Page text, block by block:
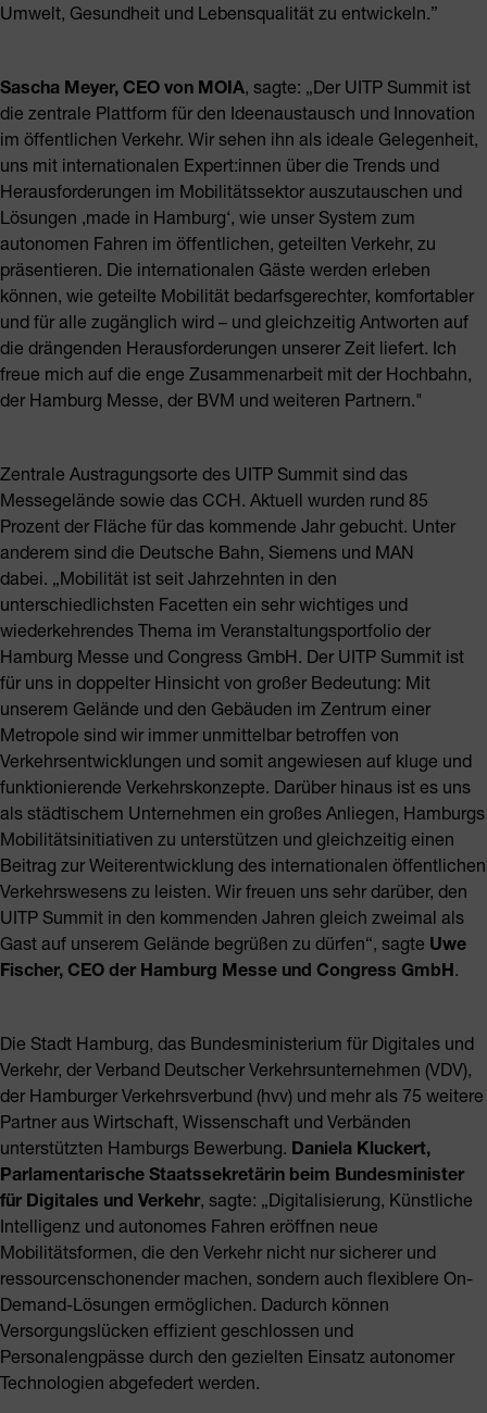
Umwelt, Gesundheit und Lebensqualität zu entwickeln.”
Sascha Meyer, CEO von MOIA, sagte: „Der UITP Summit ist
die zentrale Plattform für den Ideenaustausch und Innovation
im öffentlichen Verkehr. Wir sehen ihn als ideale Gelegenheit,
uns mit internationalen Expert:innen über die Trends und
Herausforderungen im Mobilitätssektor auszutauschen und
Lösungen ‚made in Hamburg‘, wie unser System zum
autonomen Fahren im öffentlichen, geteilten Verkehr, zu
präsentieren. Die internationalen Gäste werden erleben
können, wie geteilte Mobilität bedarfsgerechter, komfortabler
und für alle zugänglich wird – und gleichzeitig Antworten auf
die drängenden Herausforderungen unserer Zeit liefert. Ich
freue mich auf die enge Zusammenarbeit mit der Hochbahn,
der Hamburg Messe, der BVM und weiteren Partnern."
Zentrale Austragungsorte des UITP Summit sind das
Messegelände sowie das CCH. Aktuell wurden rund 85
Prozent der Fläche für das kommende Jahr gebucht. Unter
anderem sind die Deutsche Bahn, Siemens und MAN
dabei. „Mobilität ist seit Jahrzehnten in den
unterschiedlichsten Facetten ein sehr wichtiges und
wiederkehrendes Thema im Veranstaltungsportfolio der
Hamburg Messe und Congress GmbH. Der UITP Summit ist
für uns in doppelter Hinsicht von großer Bedeutung: Mit
unserem Gelände und den Gebäuden im Zentrum einer
Metropole sind wir immer unmittelbar betroffen von
Verkehrsentwicklungen und somit angewiesen auf kluge und
funktionierende Verkehrskonzepte. Darüber hinaus ist es uns
als städtischem Unternehmen ein großes Anliegen, Hamburgs
Mobilitätsinitiativen zu unterstützen und gleichzeitig einen
Beitrag zur Weiterentwicklung des internationalen öffentlichen
Verkehrswesens zu leisten. Wir freuen uns sehr darüber, den
UITP Summit in den kommenden Jahren gleich zweimal als
Gast auf unserem Gelände begrüßen zu dürfen“, sagte Uwe
Fischer, CEO der Hamburg Messe und Congress GmbH.
Die Stadt Hamburg, das Bundesministerium für Digitales und
Verkehr, der Verband Deutscher Verkehrsunternehmen (VDV),
der Hamburger Verkehrsverbund (hvv) und mehr als 75 weitere
Partner aus Wirtschaft, Wissenschaft und Verbänden
unterstützten Hamburgs Bewerbung. Daniela Kluckert,
Parlamentarische Staatssekretärin beim Bundesminister
für Digitales und Verkehr, sagte: „Digitalisierung, Künstliche
Intelligenz und autonomes Fahren eröffnen neue
Mobilitätsformen, die den Verkehr nicht nur sicherer und
ressourcenschonender machen, sondern auch flexiblere On-
Demand-Lösungen ermöglichen. Dadurch können
Versorgungslücken effizient geschlossen und
Personalengpässe durch den gezielten Einsatz autonomer
Technologien abgefedert werden.